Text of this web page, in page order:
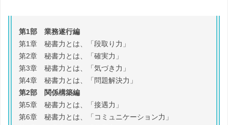
第1部 業務遂行編
第1章 秘書力とは、「段取り力」
第2章 秘書力とは、「確実力」
第3章 秘書力とは、「気づき力」
第4章 秘書力とは、「問題解決力」
第2部 関係構築編
第5章 秘書力とは、「接遇力」
第6章 秘書力とは、「コミュニケーション力」